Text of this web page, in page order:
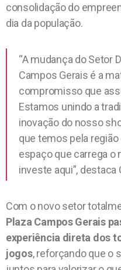
consolidação do
dia da população.
“A mudança do Setor
Campos Gerais é a
compromisso que
Estamos unindo a
inovação do nosso
que temos pela
espaço que carrega o
investe aqui”, destaca
Com o novo setor
Plaza Campos Gerais
experiência direta dos
jogos, reforçando que o